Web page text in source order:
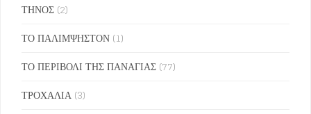
ΤΗΝΟΣ (2)
ΤΟ ΠΑΛΙΜΨΗΣΤΟΝ (1)
ΤΟ ΠΕΡΙΒΟΛΙ ΤΗΣ ΠΑΝΑΓΙΑΣ (77)
ΤΡΟΧΑΛΙΑ (3)